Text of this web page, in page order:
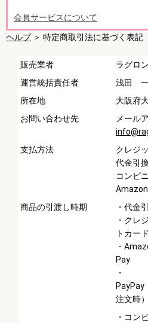
会員サービスについて
ヘルプ＞ 特定商取引法に基づく表記
販売業者
ラグロ
運営統括責任者
浅田
所在地
大阪府
お問い合わせ先
メール
支払方法
クレジ
代金引
コンビ
Amazon
商品の引渡し時期
・代金
・クレ
トカード
・
Pay
・
PayPay
注文時）
・コン